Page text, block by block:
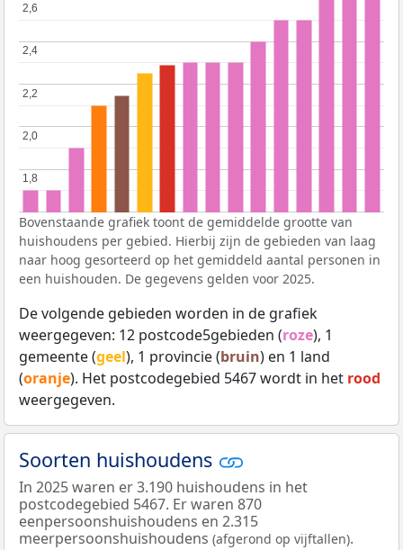
1,8
1,8
2,0
2,0
2,2
2,2
2,4
2,4
2,6
2,6
Bovenstaande grafiek toont de gemiddelde grootte van
huishoudens per gebied. Hierbij zijn de gebieden van laag
naar hoog gesorteerd op het gemiddeld aantal personen in
een huishouden. De gegevens gelden voor 2025.
De volgende gebieden worden in de grafiek
weergegeven: 12 postcode5gebieden (roze), 1
gemeente (geel), 1 provincie (bruin) en 1 land
(oranje). Het postcodegebied 5467 wordt in het rood
weergegeven.
Soorten huishoudens
In 2025 waren er 3.190 huishoudens in het
postcodegebied 5467. Er waren 870
eenpersoonshuishoudens en 2.315
meerpersoonshuishoudens (afgerond op vijftallen).